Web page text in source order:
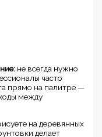
не всегда нужно
часто
прямо на палитре —
между
на деревянных
делает